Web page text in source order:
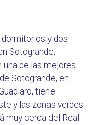
y dos
Sotogrande,
una de las mejores
Sotogrande, en
tiene
y las zonas verdes
muy cerca del Real